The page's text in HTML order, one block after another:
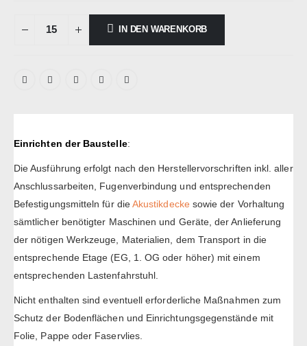
IN DEN WARENKORB
Einrichten der Baustelle:
Die Ausführung erfolgt nach den Herstellervorschriften inkl. aller
Anschlussarbeiten, Fugenverbindung und entsprechenden
Befestigungsmitteln für dieAkustikdecke sowie der Vorhaltung
sämtlicher benötigter Maschinen und Geräte, der Anlieferung
der nötigen Werkzeuge, Materialien, dem Transport in die
entsprechende Etage (EG, 1. OG oder höher) mit einem
entsprechenden Lastenfahrstuhl.
Nicht enthalten sind eventuell erforderliche Maßnahmen zum
Schutz der Bodenflächen und Einrichtungsgegenstände mit
Folie, Pappe oder Faservlies.